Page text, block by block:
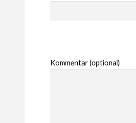
Kommentar (optional)